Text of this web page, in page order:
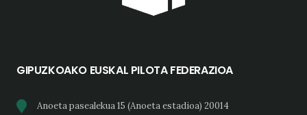
GIPUZKOAKO EUSKAL PILOTA FEDERAZIOA
Anoeta pasealekua 15 (Anoeta estadioa) 20014